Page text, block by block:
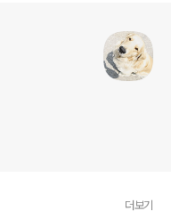
더보기